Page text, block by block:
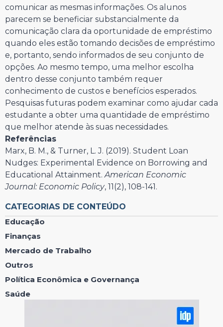
comunicar as mesmas informações. Os alunos
parecem se beneficiar substancialmente da
comunicação clara da oportunidade de empréstimo
quando eles estão tomando decisões de empréstimo
e, portanto, sendo informados de seu conjunto de
opções. Ao mesmo tempo, uma melhor escolha
dentro desse conjunto também requer
conhecimento de custos e benefícios esperados.
Pesquisas futuras podem examinar como ajudar cada
estudante a obter uma quantidade de empréstimo
que melhor atende às suas necessidades.
Referências
Marx, B. M., & Turner, L. J. (2019). Student Loan
Nudges: Experimental Evidence on Borrowing and
Educational Attainment. American Economic
Journal: Economic Policy, 11(2), 108-141.
CATEGORIAS DE CONTEÚDO
Educação
Finanças
Mercado de Trabalho
Outros
Política Econômica e Governança
Saúde